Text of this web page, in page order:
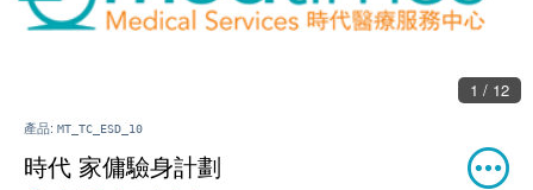
1 / 12
產品: MT_TC_ESD_10
時代 家傭驗身計劃